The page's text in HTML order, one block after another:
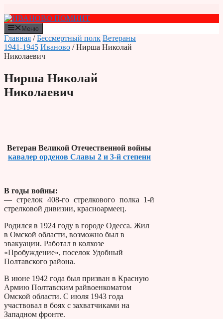
к
содержимому
Меню
Главная /Бессмертный полк Ветераны
1941-1945 Иваново / Нирша Николай
Николаевич
Нирша Николай
Николаевич
Ветеран Великой Отечественной войны
кавалер орденов Славы 2 и 3-й степени
В годы войны:
— стрелок 408-го стрелкового полка 1-й
стрелковой дивизии, красноармеец.
Родился в 1924 году в городе Одесса. Жил
в Омской области, возможно был в
эвакуации. Работал в колхозе
«Пробуждение», поселок Удобный
Полтавского района.
В июне 1942 года был призван в Красную
Армию Полтавским райвоенкоматом
Омской области. С июля 1943 года
участвовал в боях с захватчиками на
Западном фронте.